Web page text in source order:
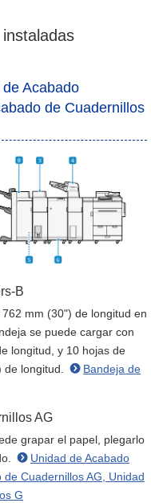
Acabado
de Cuadernillos
B
mm (30") de longitud en
se puede cargar con
longitud, y 10 hojas de
longitud.
Bandeja de
AG
grapar el papel, plegarlo
Unidad de Acabado
Cuadernillos AG, Unidad
G